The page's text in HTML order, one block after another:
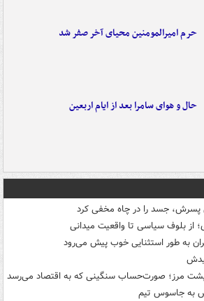
حرم امیرالمومنین محیای آخر صفر شد
حال و هوای سامرا بعد از ایام اربعین
جسد را در چاه مخفی کرد
از بلوف سیاسی تا واقعیت میدانی
به طور استثنایی خوب پیش می‌رود
مرز؛ صورت‌حساب سنگینی که به اقتصاد می‌رسد
به جاسوس تیم